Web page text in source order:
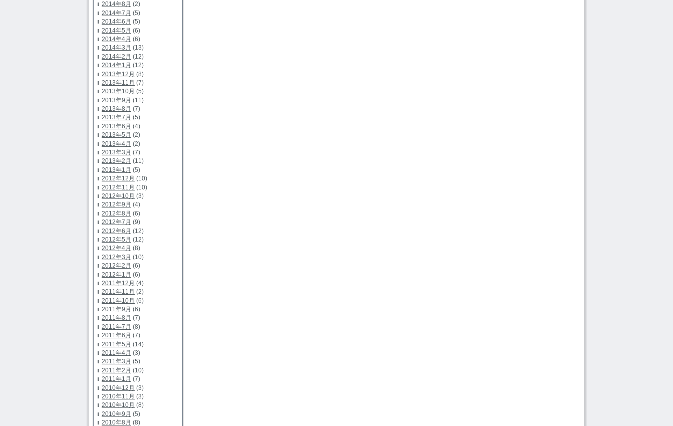
2014年8月 (2)
2014年7月 (5)
2014年6月 (5)
2014年5月 (6)
2014年4月 (6)
2014年3月 (13)
2014年2月 (12)
2014年1月 (12)
2013年12月 (8)
2013年11月 (7)
2013年10月 (5)
2013年9月 (11)
2013年8月 (7)
2013年7月 (5)
2013年6月 (4)
2013年5月 (2)
2013年4月 (2)
2013年3月 (7)
2013年2月 (11)
2013年1月 (5)
2012年12月 (10)
2012年11月 (10)
2012年10月 (3)
2012年9月 (4)
2012年8月 (6)
2012年7月 (9)
2012年6月 (12)
2012年5月 (12)
2012年4月 (8)
2012年3月 (10)
2012年2月 (6)
2012年1月 (6)
2011年12月 (4)
2011年11月 (2)
2011年10月 (6)
2011年9月 (6)
2011年8月 (7)
2011年7月 (8)
2011年6月 (7)
2011年5月 (14)
2011年4月 (3)
2011年3月 (5)
2011年2月 (10)
2011年1月 (7)
2010年12月 (3)
2010年11月 (3)
2010年10月 (8)
2010年9月 (5)
2010年8月 (8)